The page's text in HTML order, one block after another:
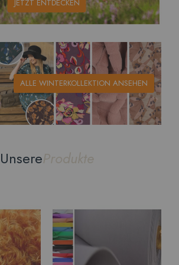
JETZT ENTDECKEN
ALLE WINTERKOLLEKTION ANSEHEN
UnsereProdukte